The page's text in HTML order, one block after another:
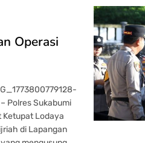
Operasi
Polres Sukabumi
Ketupat Lodaya
di Lapangan